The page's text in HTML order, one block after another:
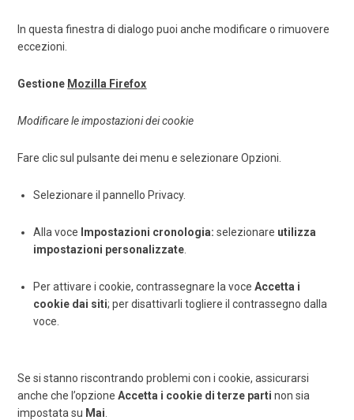
In questa finestra di dialogo puoi anche modificare o rimuovere
eccezioni.
Gestione Mozilla Firefox
Modificare le impostazioni dei cookie
Fare clic sul pulsante dei menu e selezionare Opzioni.
Selezionare il pannello Privacy.
Alla voce Impostazioni cronologia: selezionare utilizza
impostazioni personalizzate
Per attivare i cookie, contrassegnare la voceAccetta i
cookie dai siti; per disattivarli togliere il contrassegno dalla
voce.
Se si stanno riscontrando problemi con i cookie, assicurarsi
anche che l’opzioneAccetta i cookie di terze parti non sia
impostata su Mai